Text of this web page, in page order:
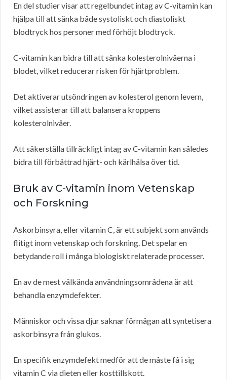
En del studier visar att regelbundet intag av C-vitamin kan
hjälpa till att sänka både systoliskt och diastoliskt
blodtryck hos personer med förhöjt blodtryck.
C-vitamin kan bidra till att sänka kolesterolnivåerna i
blodet, vilket reducerar risken för hjärtproblem.
Det aktiverar utsöndringen av kolesterol genom levern,
vilket assisterar till att balansera kroppens
kolesterolnivåer.
Att säkerställa tillräckligt intag av C-vitamin kan således
bidra till förbättrad hjärt- och kärlhälsa över tid.
Bruk av C-vitamin inom Vetenskap
och Forskning
Askorbinsyra, eller vitamin C, är ett subjekt som används
flitigt inom vetenskap och forskning. Det spelar en
betydande roll i många biologiskt relaterade processer.
En av de mest välkända användningsområdena är att
behandla enzymdefekter.
Människor och vissa djur saknar förmågan att syntetisera
askorbinsyra från glukos.
En specifik enzymdefekt medför att de måste få i sig
vitamin C via dieten eller kosttillskott.